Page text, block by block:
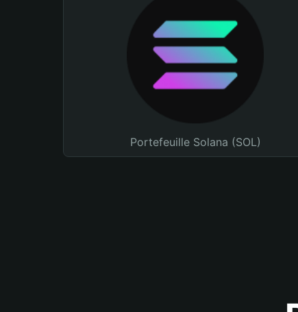
Portefeuille Solana (SOL)